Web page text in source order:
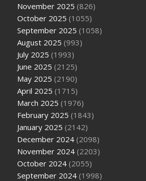
November 2025 (826)
October 2025 (1055)
September 2025 (1058)
August 2025 (993)
July 2025 (1993)
June 2025 (2125)
May 2025 (2190)
April 2025 (1715)
March 2025 (1976)
February 2025 (1843)
January 2025 (2142)
December 2024 (2098)
November 2024 (2203)
October 2024 (2055)
September 2024 (1998)